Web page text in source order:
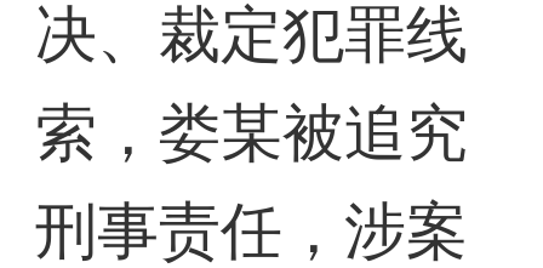
决、裁定犯罪线
索，娄某被追究
刑事责任，涉案